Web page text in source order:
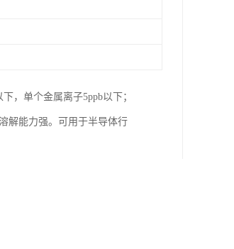
，单个金属离子5ppb以下；
解能力强。可用于半导体行